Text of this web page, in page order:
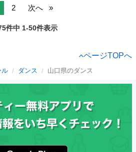
2 次へ
件中 1-50件表示
ページTOPへ
ル ダンス 山口県のダンス